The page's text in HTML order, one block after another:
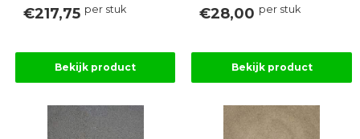
Aanbiedingen
(informatie)
€217,75 per stuk
Bekijk product
€28,00 per stuk
Bekijk product